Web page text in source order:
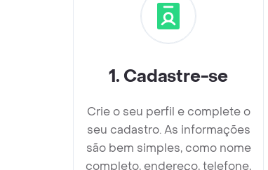
1. Cadastre-se
Crie o seu perfil e complete o
seu cadastro. As informações
são bem simples, como nome
completo, endereço, telefone,